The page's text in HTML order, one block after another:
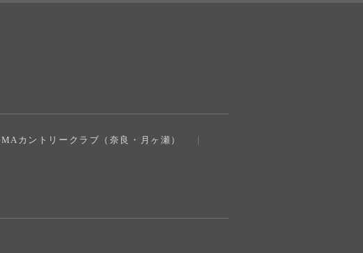
カントリークラブ（奈良・月ヶ瀬）奈良健康ランド
AIコンシェルジュ